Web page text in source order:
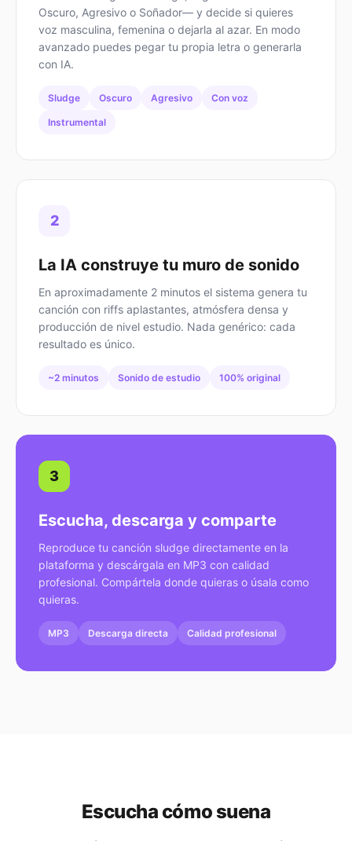
Oscuro, Agresivo o Soñador— y decide si quieres
voz masculina, femenina o dejarla al azar. En modo
avanzado puedes pegar tu propia letra o generarla
con IA.
Sludge Oscuro Agresivo Con voz
Instrumental
2
La IA construye tu muro de sonido
En aproximadamente 2 minutos el sistema genera tu
canción con riffs aplastantes, atmósfera densa y
producción de nivel estudio. Nada genérico: cada
resultado es único.
~2 minutos Sonido de estudio 100% original
3
Escucha, descarga y comparte
Reproduce tu canción sludge directamente en la
plataforma y descárgala en MP3 con calidad
profesional. Compártela donde quieras o úsala como
quieras.
MP3 Descarga directa Calidad profesional
Escucha cómo suena